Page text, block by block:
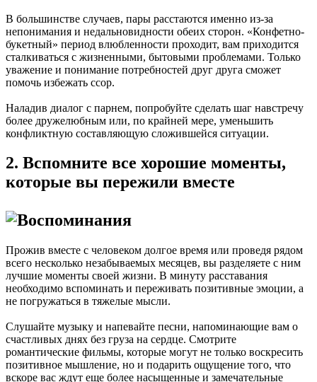
В большинстве случаев, пары расстаются именно из-за
непонимания и недальновидности обеих сторон. «Конфетно-
букетный» период влюбленности проходит, вам приходится
сталкиваться с жизненными, бытовыми проблемами. Только
уважение и понимание потребностей друг друга сможет
помочь избежать ссор.
Наладив диалог с парнем, попробуйте сделать шаг навстречу
более дружелюбным или, по крайней мере, уменьшить
конфликтную составляющую сложившейся ситуации.
2. Вспомните все хорошие моменты,
которые вы пережили вместе
Прожив вместе с человеком долгое время или проведя рядом
всего несколько незабываемых месяцев, вы разделяете с ним
лучшие моменты своей жизни. В минуту расставания
необходимо вспоминать и переживать позитивные эмоции, а
не погружаться в тяжелые мысли.
Слушайте музыку и напевайте песни, напоминающие вам о
счастливых днях без груза на сердце. Смотрите
романтические фильмы, которые могут не только воскресить
позитивное мышление, но и подарить ощущение того, что
вскоре вас ждут еще более насыщенные и замечательные